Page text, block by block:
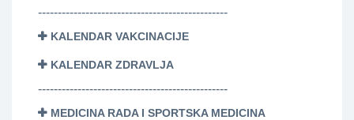
------------------------------------------------
KALENDAR VAKCINACIJE
KALENDAR ZDRAVLJA
------------------------------------------------
MEDICINA RADA I SPORTSKA MEDICINA